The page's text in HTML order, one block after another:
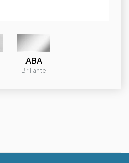
ABA
Brillante